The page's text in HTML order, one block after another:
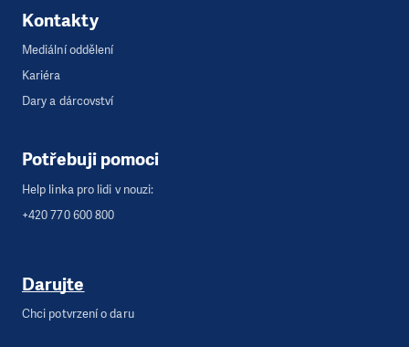
Kontakty
Mediální oddělení
Kariéra
Dary a dárcovství
Potřebuji pomoci
Help linka pro lidi v nouzi:
+420 770 600 800
Darujte
Chci potvrzení o daru